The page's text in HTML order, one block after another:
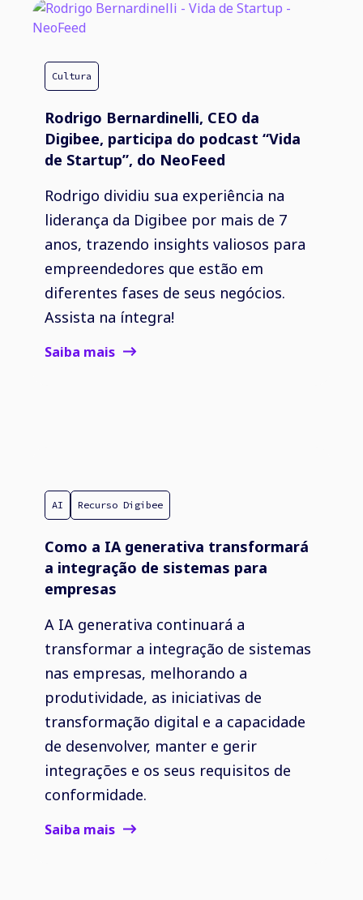
Cultura
Rodrigo Bernardinelli, CEO da
Digibee, participa do podcast “Vida
de Startup”, do NeoFeed
Rodrigo dividiu sua experiência na
liderança da Digibee por mais de 7
anos, trazendo insights valiosos para
empreendedores que estão em
diferentes fases de seus negócios.
Assista na íntegra!
Saiba mais
AI Recurso Digibee
Como a IA generativa transformará
a integração de sistemas para
empresas
A IA generativa continuará a
transformar a integração de sistemas
nas empresas, melhorando a
produtividade, as iniciativas de
transformação digital e a capacidade
de desenvolver, manter e gerir
integrações e os seus requisitos de
conformidade.
Saiba mais